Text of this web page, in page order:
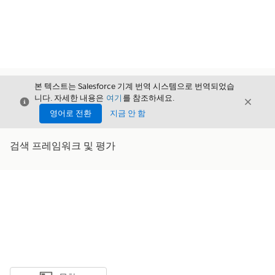
닫기
본 텍스트는 Salesforce 기계 번역 시스템으로 번역되었습
니다. 자세한 내용은 여기 를 참조하세요.
영어로 전환
지금 안 함
닫기
검색 프레임워크 및 평가